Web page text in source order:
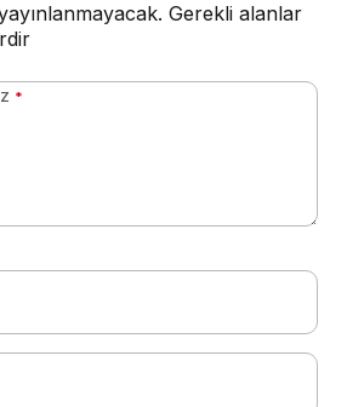
Gerekli alanlar
*